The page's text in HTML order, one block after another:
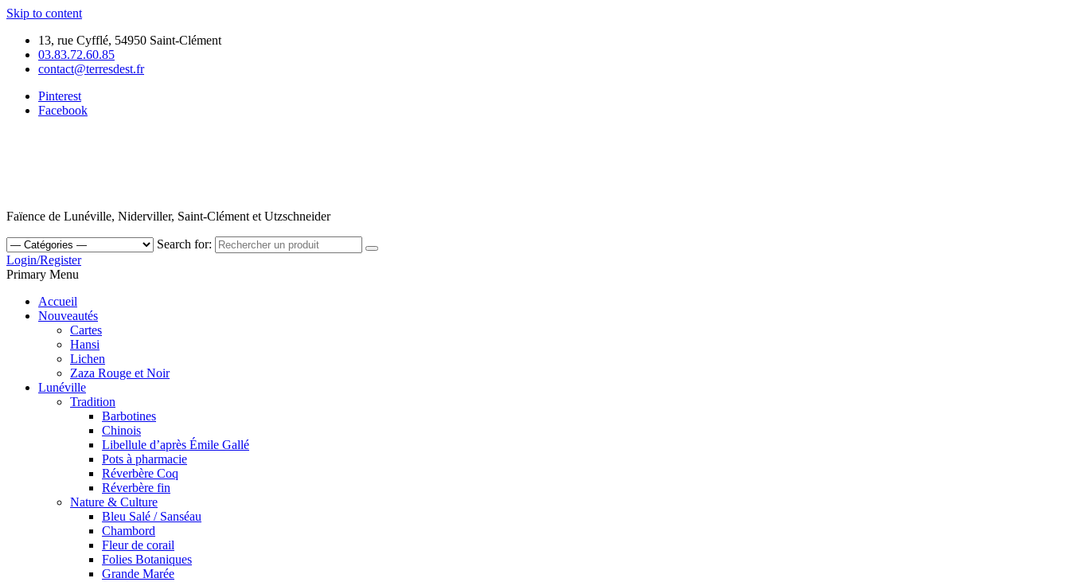
Skip to content
13, rue Cyfflé, 54950 Saint-Clément
03.83.72.60.85
contact@terresdest.fr
Pinterest
Facebook
Faïence de Lunéville, Niderviller, Saint-Clément et Utzschneider
Search for:
Login/Register
Primary Menu
Accueil
Nouveautés
Cartes
Hansi
Lichen
Zaza Rouge et Noir
Lunéville
Tradition
Barbotines
Chinois
Libellule d’après Émile Gallé
Pots à pharmacie
Réverbère Coq
Réverbère fin
Nature & Culture
Bleu Salé / Sanséau
Chambord
Fleur de corail
Folies Botaniques
Grande Marée